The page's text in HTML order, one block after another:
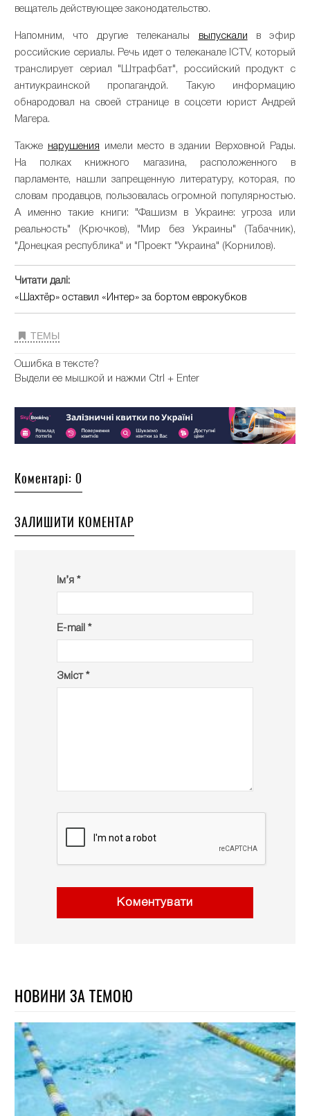
вещатель действующее законодательство.
Напомним, что другие телеканалы выпускали в эфир
российские сериалы. Речь идет о телеканале ICTV, который
транслирует сериал "Штрафбат", российский продукт с
антиукраинской пропагандой. Такую информацию
обнародовал на своей странице в соцсети юрист Андрей
Магера.
Также нарушения имели место в здании Верховной Рады.
На полках книжного магазина, расположенного в
парламенте, нашли запрещенную литературу, которая, по
словам продавцов, пользовалась огромной популярностью.
А именно такие книги: "Фашизм в Украине: угроза или
реальность" (Крючков), "Мир без Украины" (Табачник),
"Донецкая республика" и "Проект "Украина" (Корнилов).
Читати далі:
«Шахтёр» оставил «Интер» за бортом еврокубков
ТЕМЫ
Ошибка в тексте?
Выдели ее мышкой и нажми Ctrl + Enter
Коментарі: 0
ЗАЛИШИТИ КОМЕНТАР
Ім’я *
E-mail *
Зміст *
Коментувати
НОВИНИ ЗА ТЕМОЮ